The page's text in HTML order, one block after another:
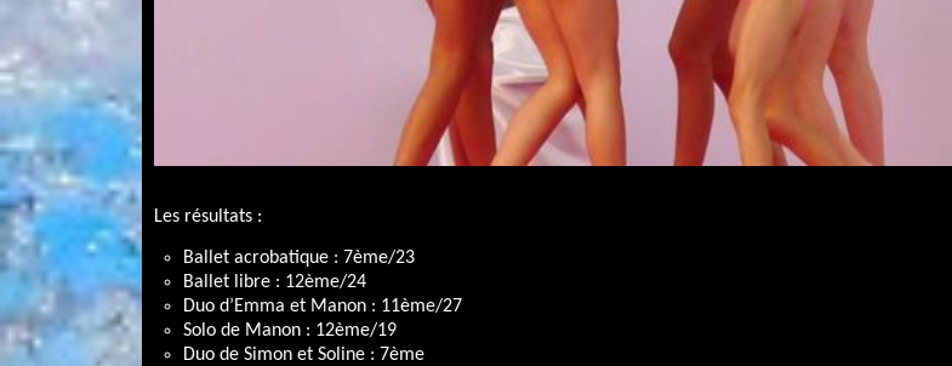
Les résultats :
Ballet acrobatique : 7ème/23
Ballet libre : 12ème/24
Duo d’Emma et Manon : 11ème/27
Solo de Manon : 12ème/19
Duo de Simon et Soline : 7ème